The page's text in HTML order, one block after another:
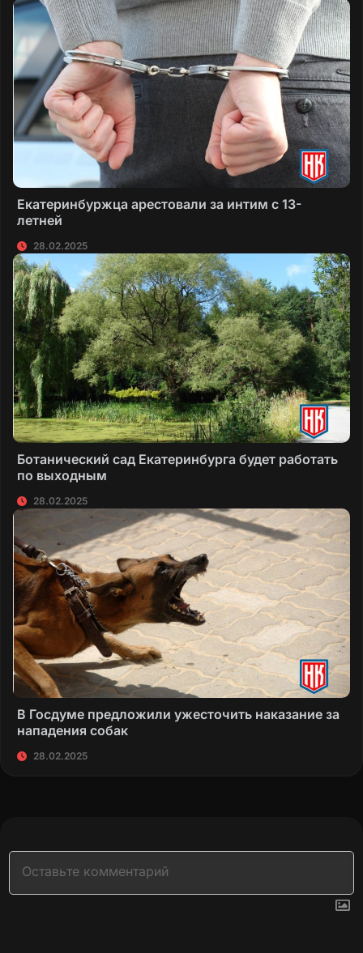
Екатеринбуржца арестовали за интим с 13-
летней
28.02.2025
Ботанический сад Екатеринбурга будет работать
по выходным
28.02.2025
В Госдуме предложили ужесточить наказание за
нападения собак
28.02.2025